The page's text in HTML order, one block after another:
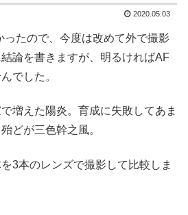
2020.05.03
ったので、今度は改めて外で撮影
論を書きますが、明るければAF
でした。
増えた陽炎。育成に失敗してあま
どが三色幹之風。
3本のレンズで撮影して比較しま